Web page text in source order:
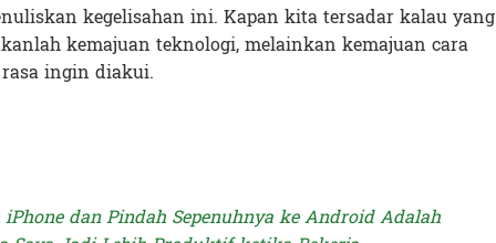
kegelisahan ini. Kapan kita tersadar kalau yang
kemajuan teknologi, melainkan kemajuan cara
ingin diakui.
dan Pindah Sepenuhnya ke Android Adalah